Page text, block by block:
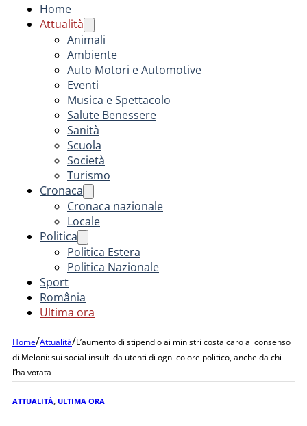
Home
Attualità
Animali
Ambiente
Auto Motori e Automotive
Eventi
Musica e Spettacolo
Salute Benessere
Sanità
Scuola
Società
Turismo
Cronaca
Cronaca nazionale
Locale
Politica
Politica Estera
Politica Nazionale
Sport
România
Ultima ora
Home/Attualità/L’aumento di stipendio ai ministri costa caro al consenso
di Meloni: sui social insulti da utenti di ogni colore politico, anche da chi
l’ha votata
ATTUALITÀ ULTIMA ORA